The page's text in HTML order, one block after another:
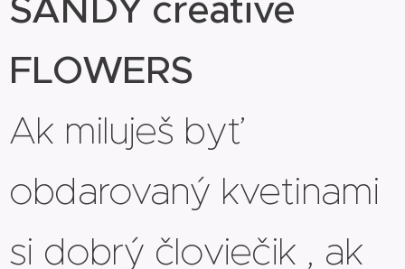
FLOWERS
Ak miluješ byť
obdarovaný kvetinami
si dobrý človiečik , ak